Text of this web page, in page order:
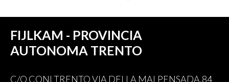
FIJLKAM - PROVINCIA
AUTONOMA TRENTO
C/O CONI TRENTO VIA DELLA MALPENSADA,84